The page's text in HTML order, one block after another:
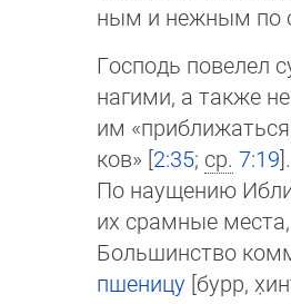
ным и нежным по
Господь повелел
нагими, а также
им
ков» [2:35; ср. 7:19
По на­уще­нию
их срам­ные
Боль­шин­ст­во
пше­ни­цу [бурр,